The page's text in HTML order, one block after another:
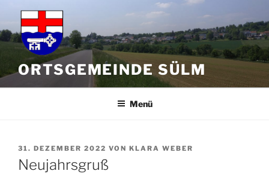
Inhalt
springen
ORTSGEMEINDE SÜLM
Menü
VERÖFFENTLICHT
AM
31. DEZEMBER 2022 VON KLARA WEBER
Neujahrsgruß